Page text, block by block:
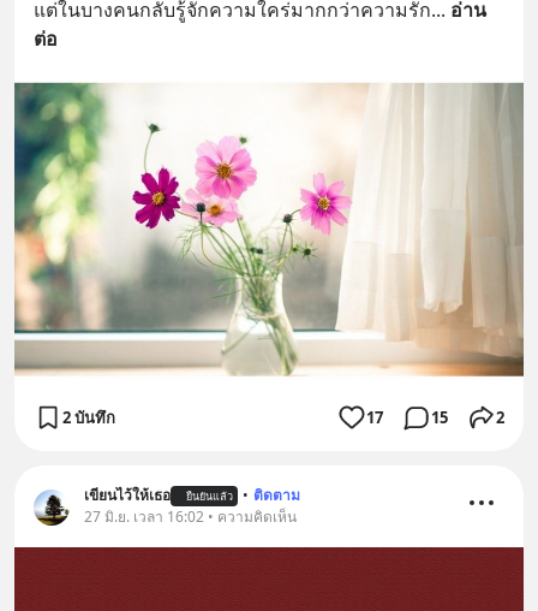
แต่ในบางคนกลับรู้จักความใคร่มากกว่าความรัก... อ่าน
ต่อ
2 บันทึก 17 15 2
เขียนไว้ให้เธอ ยืนยันแล้ว • ติดตาม
27 มิ.ย. เวลา 16:02 • ความคิดเห็น